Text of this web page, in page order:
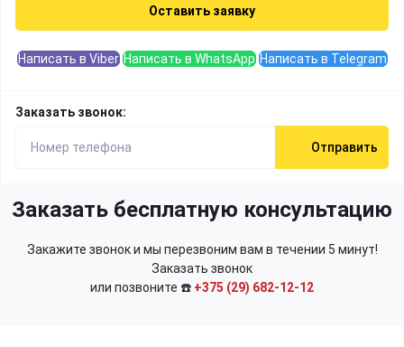
Оставить заявку
Написать в Viber Написать в WhatsApp Написать в Telegram
Заказать звонок:
Отправить
Заказать бесплатную консультацию
Закажите звонок и мы перезвоним вам в течении 5 минут!
Заказать звонок
или позвоните ☎️ +375 (29) 682-12-12